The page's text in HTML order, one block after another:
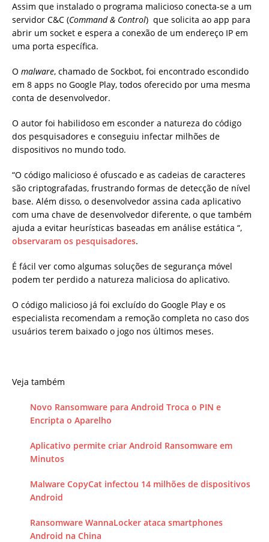
Assim que instalado o programa malicioso conecta-se a um
servidor C&C (Command & Control) que solicita ao app para
abrir um socket e espera a conexão de um endereço IP em
uma porta específica.
O malware, chamado de Sockbot, foi encontrado escondido
em 8 apps no Google Play, todos oferecido por uma mesma
conta de desenvolvedor.
O autor foi habilidoso em esconder a natureza do código
dos pesquisadores e conseguiu infectar milhões de
dispositivos no mundo todo.
“O código malicioso é ofuscado e as cadeias de caracteres
são criptografadas, frustrando formas de detecção de nível
base. Além disso, o desenvolvedor assina cada aplicativo
com uma chave de desenvolvedor diferente, o que também
ajuda a evitar heurísticas baseadas em análise estática “,
observaram os pesquisadores.
É fácil ver como algumas soluções de segurança móvel
podem ter perdido a natureza maliciosa do aplicativo.
O código malicioso já foi excluído do Google Play e os
especialista recomendam a remoção completa no caso dos
usuários terem baixado o jogo nos últimos meses.
Veja também
Novo Ransomware para Android Troca o PIN e
Encripta o Aparelho
Aplicativo permite criar Android Ransomware em
Minutos
Malware CopyCat infectou 14 milhões de dispositivos
Android
Ransomware WannaLocker ataca smartphones
Android na China